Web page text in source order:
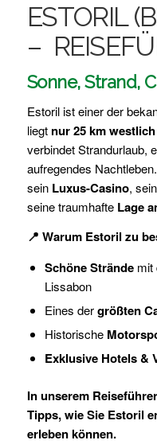
ESTORIL
–
Sonne, Strand,
Estoril ist einer der
liegt nur 25 km
verbindet Strandurlaub,
aufregendes
sein Luxus-Casino,
seine traumhafte Lage
📍 Warum Estoril zu
Schöne Strändemit
Lissabon
Eines dergrößten
Historische
Exklusive Hotels &
In unserem
Tipps, wie Sie Estoril
erleben können.